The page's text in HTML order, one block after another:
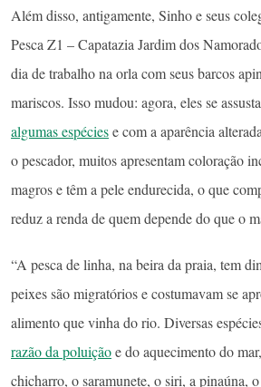
Além disso, antigamente, Sinho e seus
Pesca Z1 – Capatazia Jardim dos
dia de trabalho na orla com seus barcos
mariscos. Isso mudou: agora, eles se
algumas espéciese com a aparência
o pescador, muitos apresentam coloração
magros e têm a pele endurecida, o que
reduz a renda de quem depende do que o
“A pesca de linha, na beira da praia, tem
peixes são migratórios e costumavam se
alimento que vinha do rio. Diversas
razão da poluiçãoe do aquecimento do
chicharro, o saramunete, o siri, a pinaúna,